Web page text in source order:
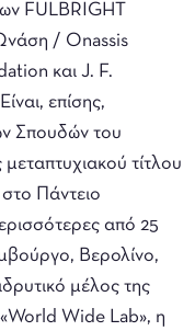
FULBRIGHT
/ Onassis
και J. F.
επίσης,
Σπουδών του
τίτλου
Πάντειο
από 25
Βερολίνο,
μέλος της
Wide Lab», η